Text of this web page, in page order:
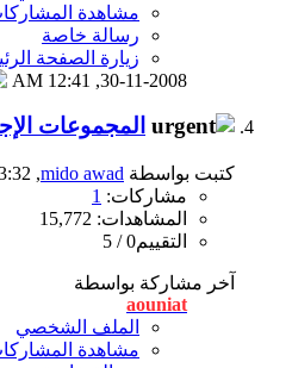
مشاهدة
رسالة خاصة
زيارة الصفحة
30-11-2008,
12:41 AM
المجموعات
كتبت بواسطة mido awad
‏, 03-10-2008 03:32 AM
مشاركات: 1
المشاهدات: 15,772
التقييم0 / 5
آخر مشاركة بواسطة
aouniat
الملف الشخصي
مشاهدة